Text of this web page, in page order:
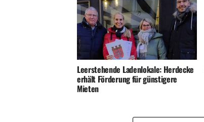
Leerstehende Ladenlokale: Herdecke
erhält Förderung für günstigere
Mieten